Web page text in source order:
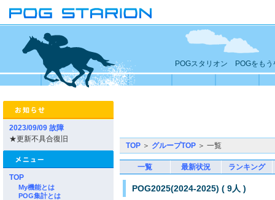
POGスタリオン POGをもう
2023/09/09 故障
★更新不具合復旧
TOP
My機能とは
POG集計とは
TOP ＞ グループTOP ＞ 一覧
一覧 最新状況 ランキング
POG2025(2024-2025) ( 9人 )